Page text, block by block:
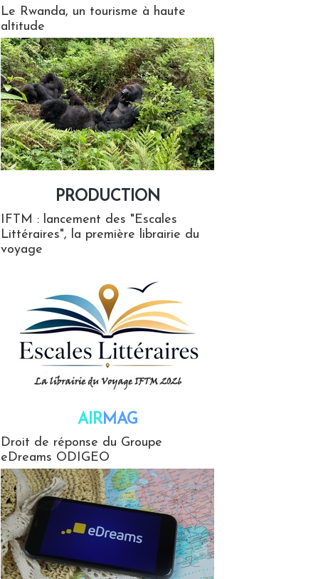
Le Rwanda, un tourisme à haute
altitude
PRODUCTION
IFTM : lancement des "Escales
Littéraires", la première librairie du
voyage
AIRMAG
Droit de réponse du Groupe
eDreams ODIGEO